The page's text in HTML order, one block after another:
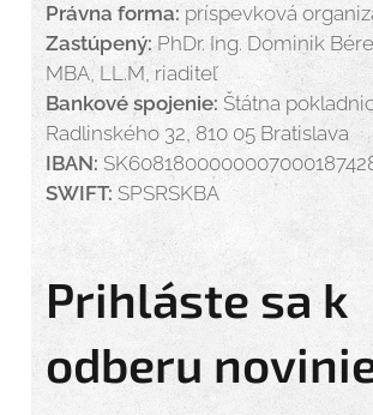
Právna forma: príspevková
Zastúpený: PhDr. Ing. Dominik
MBA, LL.M, riaditeľ
Bankové spojenie: Štátna
Radlinského 32, 810 05 Bratislava
IBAN:
SWIFT: SPSRSKBA
Prihláste sa k
odberu